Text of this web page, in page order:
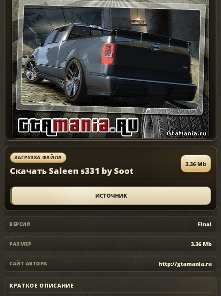
ЗАГРУЗКА ФАЙЛА
Скачать Saleen s331 by Soot
3.36 Mb
ИСТОЧНИК
ВЕРСИЯ Final
РАЗМЕР 3.36 Mb
САЙТ АВТОРА http://gtamania.ru
КРАТКОЕ ОПИСАНИЕ